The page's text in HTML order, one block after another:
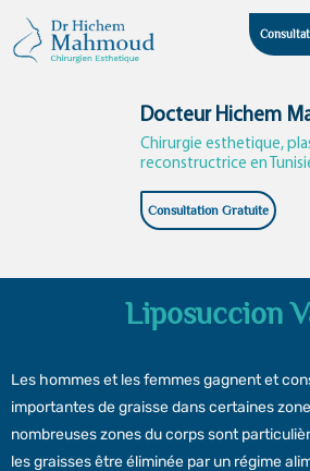
content
Docteur Hichem
Chirurgie esthetique,
reconstructrice en
Consultation Gratuite
Liposuccion
Les hommes et les femmes gagnent et
importantes de graisse dans certaines
nombreuses zones du corps sont
les graisses être éliminée par un régime